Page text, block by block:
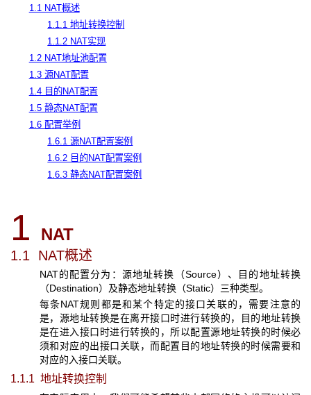
1.1 NAT概述
1.1.1 地址转换控制
1.1.2 NAT实现
1.2 NAT地址池配置
1.3 源NAT配置
1.4 目的NAT配置
1.5 静态NAT配置
1.6 配置举例
1.6.1 源NAT配置案例
1.6.2 目的NAT配置案例
1.6.3 静态NAT配置案例
1 NAT
1.1 NAT概述
NAT的配置分为：源地址转换（Source）、目的地址转换
（Destination）及静态地址转换（Static）三种类型。
每条NAT规则都是和某个特定的接口关联的，需要注意的
是，源地址转换是在离开接口时进行转换的，目的地址转换
是在进入接口时进行转换的，所以配置源地址转换的时候必
须和对应的出接口关联，而配置目的地址转换的时候需要和
对应的入接口关联。
1.1.1 地址转换控制